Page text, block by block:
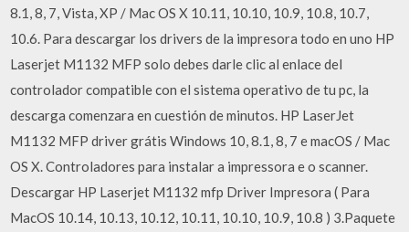
8.1, 8, 7, Vista, XP / Mac OS X 10.11, 10.10, 10.9, 10.8, 10.7,
10.6. Para descargar los drivers de la impresora todo en uno HP
Laserjet M1132 MFP solo debes darle clic al enlace del
controlador compatible con el sistema operativo de tu pc, la
descarga comenzara en cuestión de minutos. HP LaserJet
M1132 MFP driver grátis Windows 10, 8.1, 8, 7 e macOS / Mac
OS X. Controladores para instalar a impressora e o scanner.
Descargar HP Laserjet M1132 mfp Driver Impresora ( Para
MacOS 10.14, 10.13, 10.12, 10.11, 10.10, 10.9, 10.8 ) 3.Paquete